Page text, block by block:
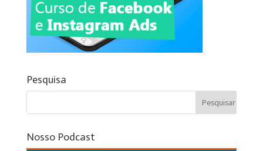
Pesquisa
Nosso Podcast